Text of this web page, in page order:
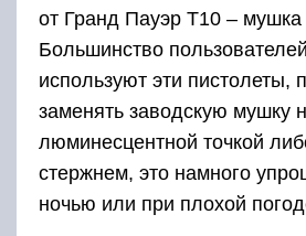
от Гранд Пауэр T10 –
Большинство
используют эти пистолеты,
заменять заводскую мушку
люминесцентной точкой
стержнем, это намного
ночью или при плохой